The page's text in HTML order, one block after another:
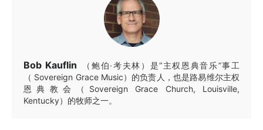
Bob Kauflin
（鲍伯·考夫林）是“主权恩典音乐”事工
（ Sovereign Grace Music）的负责人，也是路易维尔主权
恩典教会（Sovereign Grace Church, Louisville,
Kentucky）的牧师之一。